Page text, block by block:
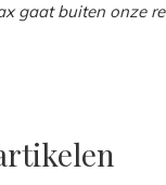
gaat buiten onze